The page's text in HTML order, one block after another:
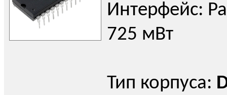
Интерфейс:
725 мВт
Тип корпуса: